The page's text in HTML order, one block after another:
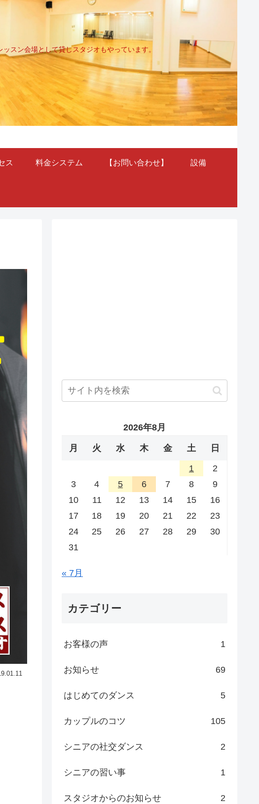
スン会場として貸しスタジオもやっています。
ス 料金システム 【お問い合わせ】 設備
2026年8月
月 火 水 木 金 土 日
1
2
3
4 5 6 7 8
9
10
11 12 13 14 15
16
17
18 19 20 21 22
23
24
25 26 27 28 29
30
31
« 7月
カテゴリー
お客様の声 1
お知らせ 69
はじめてのダンス 5
カップルのコツ 105
シニアの社交ダンス 2
シニアの習い事 1
スタジオからのお知らせ 2